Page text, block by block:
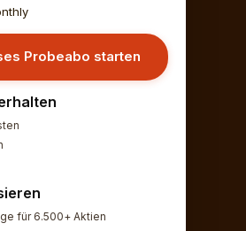
Probeabo starten
für 6.500+ Aktien